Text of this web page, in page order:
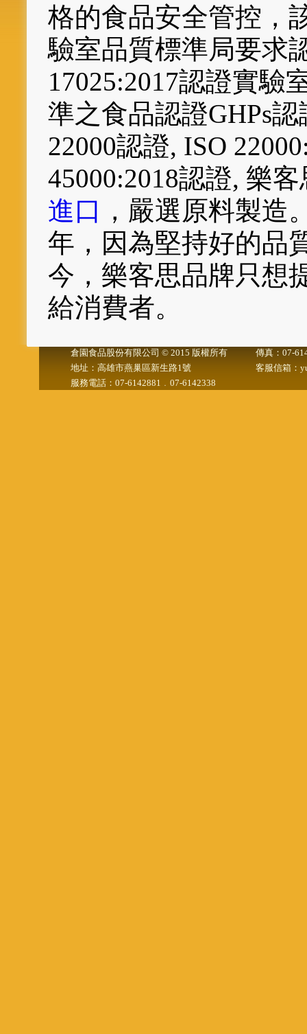
格的食品安全管控，
驗室品質標準局要求
17025:2017認證實驗
準之食品認證GHPs
22000認證, ISO
45000:2018認證, 樂
進口 ，嚴選原料製造
年，因為堅持好的品
今，樂客思品牌只想
給消費者。
倉園食品股份有限公司 © 2015 版權所有
傳真：07-
地址：高雄市燕巢區新生路1號
客服信箱：
服務電話：07-6142881﹒07-6142338